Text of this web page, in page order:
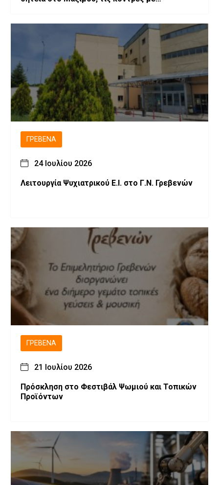
ΓΡΕΒΕΝΆ
24 Ιουλίου 2026
Λειτουργία Ψυχιατρικού Ε.Ι. στο Γ.Ν. Γρεβενών
ΓΡΕΒΕΝΆ
21 Ιουλίου 2026
Πρόσκληση στο Φεστιβάλ Ψωμιού και Τοπικών
Προϊόντων